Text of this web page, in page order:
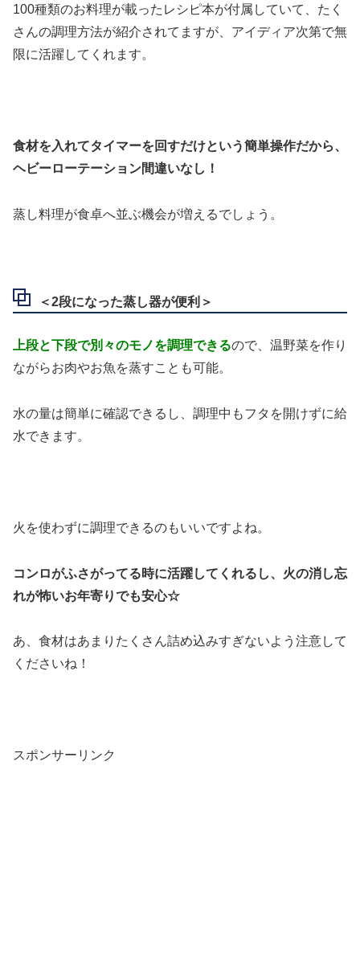
100種類のお料理が載ったレシピ本が付属していて、たく
さんの調理方法が紹介されてますが、アイディア次第で無
限に活躍してくれます。
食材を入れてタイマーを回すだけという簡単操作だから、
ヘビーローテーション間違いなし！
蒸し料理が食卓へ並ぶ機会が増えるでしょう。
＜2段になった蒸し器が便利＞
上段と下段で別々のモノを調理できるので、温野菜を作り
ながらお肉やお魚を蒸すことも可能。
水の量は簡単に確認できるし、調理中もフタを開けずに給
水できます。
火を使わずに調理できるのもいいですよね。
コンロがふさがってる時に活躍してくれるし、火の消し忘
れが怖いお年寄りでも安心☆
あ、食材はあまりたくさん詰め込みすぎないよう注意して
くださいね！
スポンサーリンク